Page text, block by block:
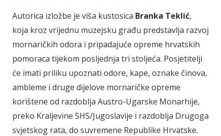
Autorica izložbe je viša kustosica Branka Teklić,
koja kroz vrijednu muzejsku građu predstavlja razvoj
mornaričkih odora i pripadajuće opreme hrvatskih
pomoraca tijekom posljednja tri stoljeća. Posjetitelji
će imati priliku upoznati odore, kape, oznake činova,
ambleme i druge dijelove mornaričke opreme
korištene od razdoblja Austro-Ugarske Monarhije,
preko Kraljevine SHS/Jugoslavije i razdoblja Drugoga
svjetskog rata, do suvremene Republike Hrvatske.